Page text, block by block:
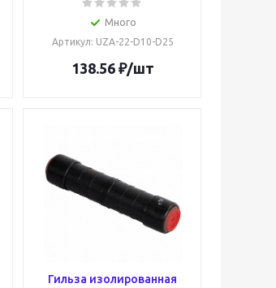
Много
Артикул: UZA-22-D10-D25
138.56₽/шт
Гильза изолированная